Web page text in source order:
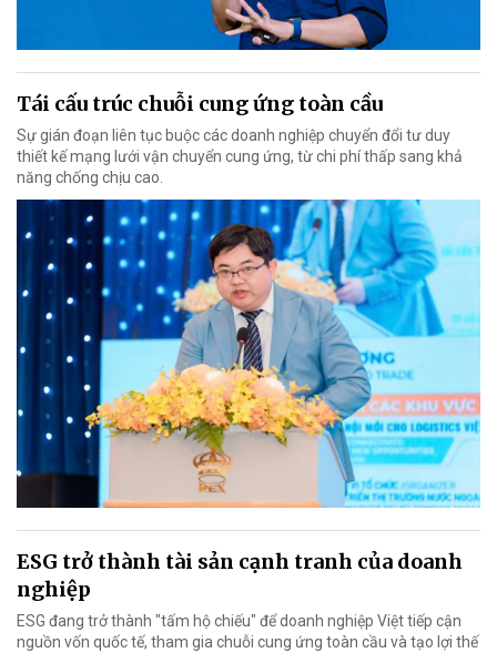
Tái cấu trúc chuỗi cung ứng toàn cầu
Sự gián đoạn liên tục buộc các doanh nghiệp chuyển đổi tư duy
thiết kế mạng lưới vận chuyển cung ứng, từ chi phí thấp sang khả
năng chống chịu cao.
ESG trở thành tài sản cạnh tranh của doanh
nghiệp
ESG đang trở thành "tấm hộ chiếu" để doanh nghiệp Việt tiếp cận
nguồn vốn quốc tế, tham gia chuỗi cung ứng toàn cầu và tạo lợi thế